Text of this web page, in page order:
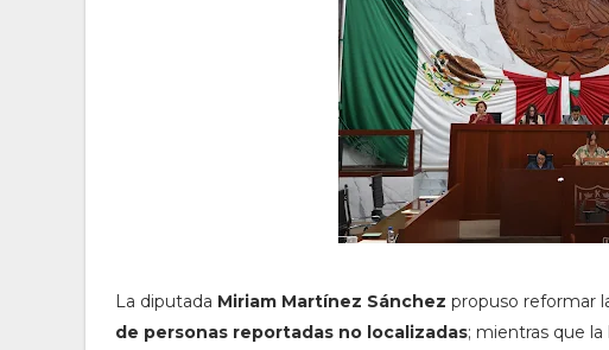
La diputada Miriam Martínez Sánchez propuso reformar
de personas reportadas no localizadas; mientras que la